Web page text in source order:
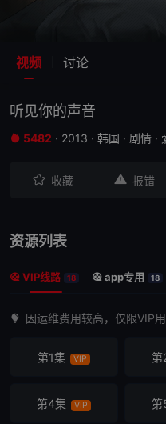
视频 讨论
听见你的声音
 5482 · 2013 · 韩国 · 剧情 ·
 收藏  报错
资源列表
 VIP线路 18  app专用 18
因运维费用较高，仅限VIP
第1集 VIP 第
第4集 VIP 第